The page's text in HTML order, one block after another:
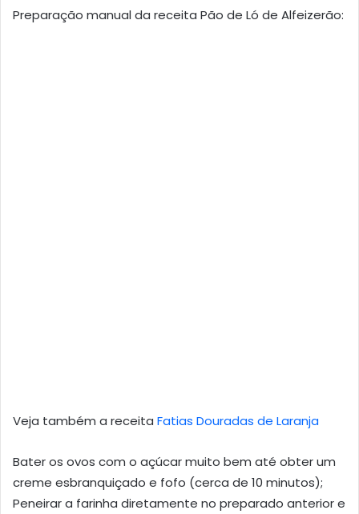
Preparação manual da receita Pão de Ló de Alfeizerão:
Veja também a receita Fatias Douradas de Laranja
Bater os ovos com o açúcar muito bem até obter um
creme esbranquiçado e fofo (cerca de 10 minutos);
Peneirar a farinha diretamente no preparado anterior e